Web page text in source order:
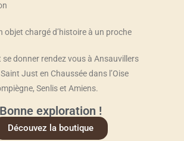
objet chargé d’histoire à un proche
se donner rendez vous à Ansauvillers
Just en Chaussée dans l’Oise
Senlis et Amiens.
Bonne exploration !
Découvez la boutique